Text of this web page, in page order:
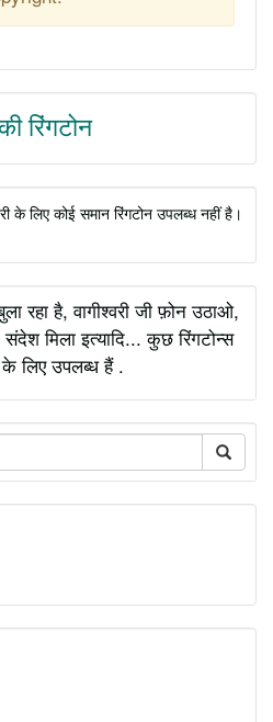
रिंगटोन
के लिए कोई समान रिंगटोन उपलब्ध नहीं है।
रहा है, वागीश्वरी जी फ़ोन उठाओ,
मिला इत्यादि... कुछ रिंगटोन्स
लिए उपलब्ध हैं .